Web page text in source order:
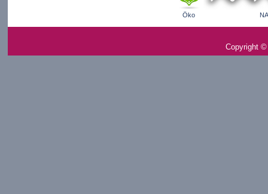
Öko
Copyright